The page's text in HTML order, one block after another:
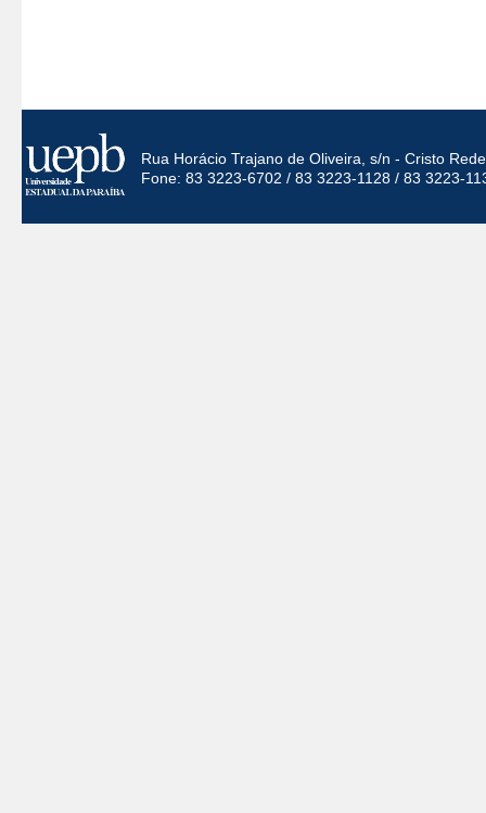
Rua Horácio Trajano de Oliveira, s/n - Cristo
Fone: 83 3223-6702 / 83 3223-1128 / 83 3223-